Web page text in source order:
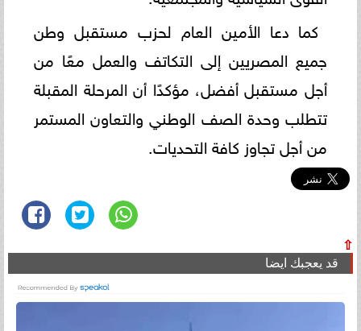
كما دعا الأمين العام لحزب مستقبل وطن
جميع المصريين إلى التكاتف والعمل معًا من
أجل مستقبل أفضل، مؤكدًا أن المرحلة المقبلة
تتطلب وحدة الصف الوطني والتعاون المستمر
من أجل تجاوز كافة التحديات.
⇧
قد يعجبك ايضا